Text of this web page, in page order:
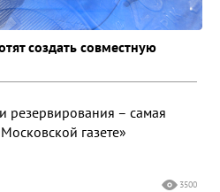
создать совместную
резервирования – самая
газете»
3500